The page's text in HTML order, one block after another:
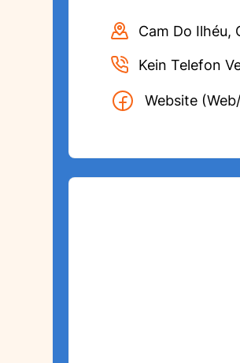
Cam Do Ilhéu,
Kein Telefon
Website